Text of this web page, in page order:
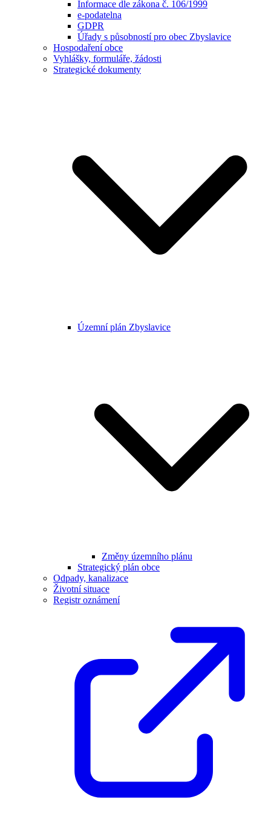
Informace dle zákona č. 106/1999
e-podatelna
GDPR
Úřady s působností pro obec Zbyslavice
Hospodaření obce
Vyhlášky, formuláře, žádosti
Strategické dokumenty
Územní plán Zbyslavice
Změny územního plánu
Strategický plán obce
Odpady, kanalizace
Životní situace
Registr oznámení